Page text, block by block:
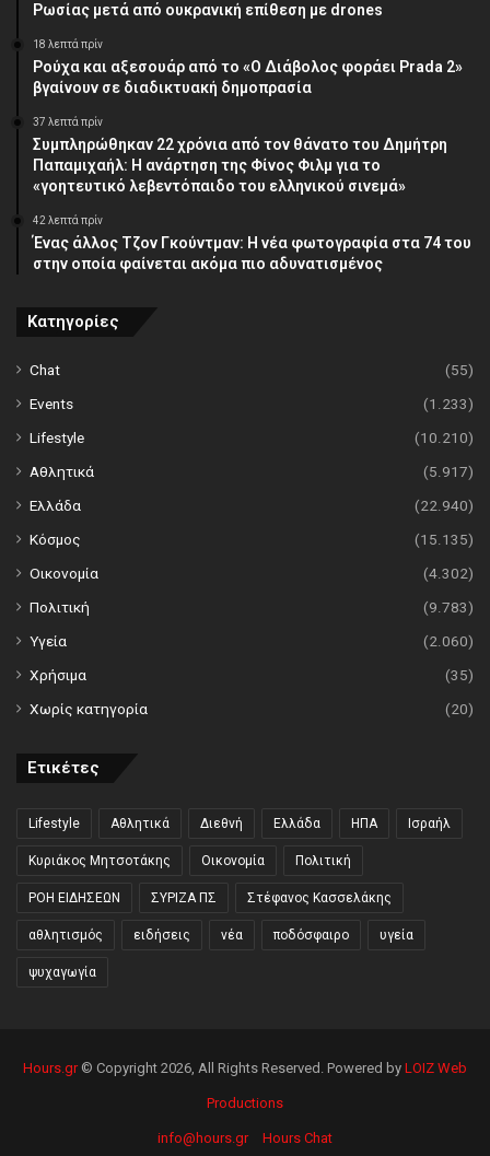
Ρωσίας μετά από ουκρανική επίθεση με drones
18 λεπτά πρίν
Ρούχα και αξεσουάρ από το «Ο Διάβολος φοράει Prada 2»
βγαίνουν σε διαδικτυακή δημοπρασία
37 λεπτά πρίν
Συμπληρώθηκαν 22 χρόνια από τον θάνατο του Δημήτρη
Παπαμιχαήλ: Η ανάρτηση της Φίνος Φιλμ για το
«γοητευτικό λεβεντόπαιδο του ελληνικού σινεμά»
42 λεπτά πρίν
Ένας άλλος Τζον Γκούντμαν: H νέα φωτογραφία στα 74 του
στην οποία φαίνεται ακόμα πιο αδυνατισμένος
Κατηγορίες
Chat
(55)
Events
(1.233)
Lifestyle
(10.210)
Αθλητικά
(5.917)
Ελλάδα
(22.940)
Κόσμος
(15.135)
Οικονομία
(4.302)
Πολιτική
(9.783)
Υγεία
(2.060)
Χρήσιμα
(35)
Χωρίς κατηγορία
(20)
Ετικέτες
Lifestyle Αθλητικά Διεθνή Ελλάδα ΗΠΑ Ισραήλ
Κυριάκος Μητσοτάκης Οικονομία Πολιτική
ΡΟΗ ΕΙΔΗΣΕΩΝ ΣΥΡΙΖΑ ΠΣ Στέφανος Κασσελάκης
αθλητισμός ειδήσεις νέα ποδόσφαιρο υγεία
ψυχαγωγία
Hours.gr© Copyright 2026, All Rights Reserved. Powered by LOIZ Web
Productions
info@hours.gr Hours Chat